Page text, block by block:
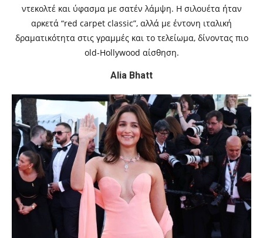
ντεκολτέ και ύφασμα με σατέν λάμψη. Η σιλουέτα ήταν
αρκετά “red carpet classic”, αλλά με έντονη ιταλική
δραματικότητα στις γραμμές και το τελείωμα, δίνοντας πιο
old-Hollywood αίσθηση.
Alia Bhatt